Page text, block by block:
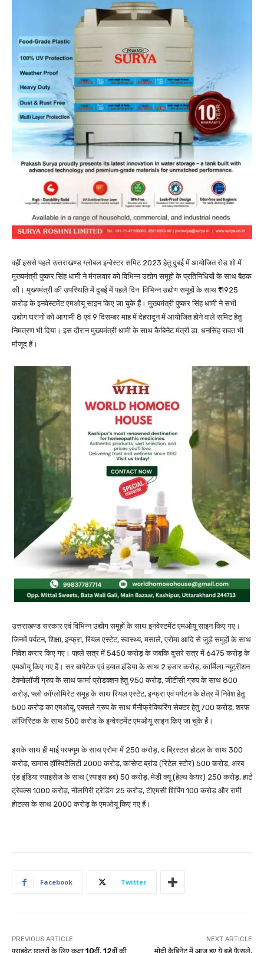
वहीं इससे पहले उत्तराखण्ड ग्लोबल इन्वेस्टर समिट 2023 हेतु दुबई में आयोजित रोड शो में
मुख्यमंत्री पुष्कर सिंह धामी ने मंगलवार को विभिन्न उद्योग समूहों के प्रतिनिधियों के साथ बैठक
की। मुख्यमंत्री की उपस्थिति में दुबई में पहले दिन विभिन्न उद्योग समूहों के साथ ₹11925
करोड़ के इनवेस्टमेंट एमओयू साइन किए जा चुके हैं। मुख्यमंत्री पुष्कर सिंह धामी ने सभी
उद्योग घरानों को आगामी 8 एवं 9 दिसम्बर माह में देहरादून में आयोजित होने वाले समिट हेतु
निमत्रण भी दिया। इस दौरान मुख्यमंत्री धामी के साथ कैबिनेट मंत्री डा. धनसिंह रावत भी
मौजूद हैं।
उत्तराखण्ड सरकार एवं विभिन्न उद्योग समूहों के साथ इनवेस्टमेंट एमओयू साइन किए गए।
जिनमें पर्यटन, शिक्षा, इन्फ्रा, रियल एस्टेट, स्वास्थ्य, मसाले, एरोमा आदि से जुड़े समूहों के साथ
निवेश करार किए गए। पहले सत्र में 5450 करोड़ के जबकि दूसरे सत्र में 6475 करोड़ के
एमओयू किए गए हैं। सर बायेटेक एवं हयात इंडिया के साथ 2 हजार करोड़, कार्मिला न्यूट्रीशन
टेक्नोलॉजी ग्रुप के साथ फार्मा प्रोडक्शन हेतु 950 करोड़, जीटीसी ग्रुप के साथ 800
करोड़, फ्लो कॉग्लोमिरेट समूह के साथ रियल एस्टेट, इन्फ्रा एवं पर्यटन के क्षेत्र में निवेश हेतु
500 करोड़ का एमओयू, एक्सले ग्रुप के साथ मैनीफ्रेक्चिरिंग सेक्टर हेतु 700 करोड़, शरफ
लॉजिस्टिक के साथ 500 करोड के इन्वेस्टमेंट एमओयू साइन किए जा चुके हैं।
इसके साथ ही माई परफ्यूम के साथ एरोमा में 250 करोड़, द ब्रिस्टल होटल के साथ 300
करोड़, खमास हॉस्पिटैलिटी 2000 करोड़, कांसेप्ट ब्रांड (रिटेल स्टोर) 500 करोड़, अरब
एंड इंडिया स्पाइसेज के साथ (स्पाइस हब) 50 करोड़, मेडी क्यू (हेल्थ केयर) 250 करोड़, हार्ट
ट्रेवल्स 1000 करोड़, नीलगिरी ट्रेडिंग 25 करोड़, टीएमसी शिपिंग 100 करोड़ और रामी
होटल्स के साथ 2000 करोड़ के एमओयू किए गए हैं।
Facebook Twitter
PREVIOUS ARTICLE
प्राइवेट छात्रों के लिए कक्षा 10वीं, 12वीं की
NEXT ARTICLE
मोदी कैबिनेट में आज हुए ये बड़े फैसले,